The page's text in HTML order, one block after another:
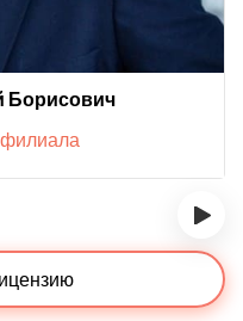
Борисович
филиала
›